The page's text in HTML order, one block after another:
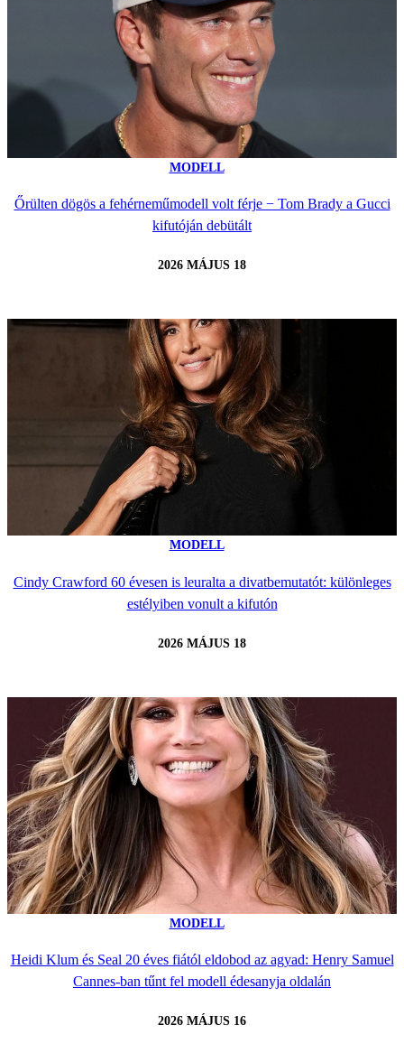
MODELL
Őrülten dögös a fehérneműmodell volt férje − Tom Brady a Gucci
kifutóján debütált
2026 MÁJUS 18
MODELL
Cindy Crawford 60 évesen is leuralta a divatbemutatót: különleges
estélyiben vonult a kifutón
2026 MÁJUS 18
MODELL
Heidi Klum és Seal 20 éves fiától eldobod az agyad: Henry Samuel
Cannes-ban tűnt fel modell édesanyja oldalán
2026 MÁJUS 16